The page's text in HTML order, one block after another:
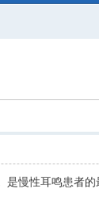
慢性耳鸣患者